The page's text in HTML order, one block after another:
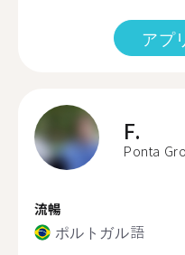
アプ
F.
Ponta
流暢
ポルトガル語